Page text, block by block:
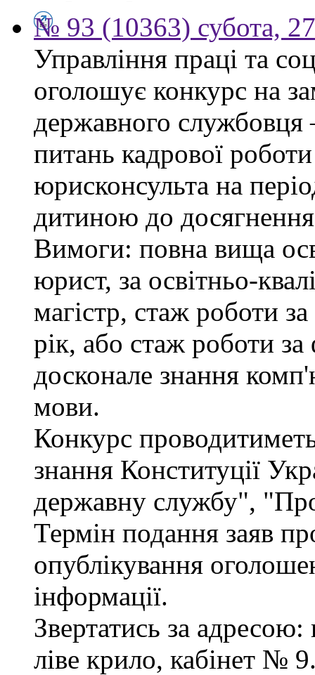
№ 93 (10363) субота,
Управління праці та
оголошує конкурс на
державного службовця
питань кадрової
юрисконсульта на
дитиною до
Вимоги: повна вища
юрист, за освітньо-
магістр, стаж роботи
рік, або стаж роботи
досконале знання
мови.
Конкурс
знання Конституції
державну службу",
Термін подання заяв
опублікування
інформації.
Звертатись за
ліве крило, кабінет №